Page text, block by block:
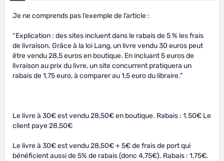
Je ne comprends pas l’exemple de l’article :
“Explication : des sites incluent dans le rabais de 5 % les frais
de livraison. Grâce à la loi Lang, un livre vendu 30 euros peut
être vendu 28,5 euros en boutique. En incluant 5 euros de
livraison au prix du livre, un site concurrent pratiquera un
rabais de 1,75 euro, à comparer au 1,5 euro du libraire.”
Le livre à 30€ est vendu 28,50€ en boutique. Rabais : 1.50€ Le
client paye 28,50€
Le livre à 30€ est vendu 28,50€ + 5€ de frais de port qui
bénéficient aussi de 5% de rabais (donc 4,75€). Rabais : 1,75€.